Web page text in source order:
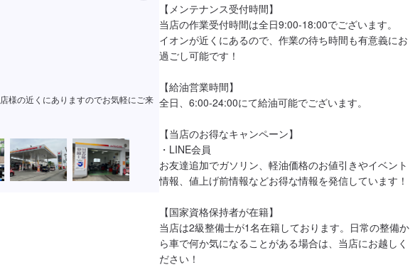
様の近くにありますのでお気軽にご来
【メンテナンス受付時間】
当店の作業受付時間は全日9:00-18:00でございます。
イオンが近くにあるので、作業の待ち時間も有意義にお
過ごし可能です！
【給油営業時間】
全日、6:00-24:00にて給油可能でございます。
【当店のお得なキャンペーン】
・LINE会員
お友達追加でガソリン、軽油価格のお値引きやイベント
情報、値上げ前情報などお得な情報を発信しています！
【国家資格保持者が在籍】
当店は2級整備士が1名在籍しております。日常の整備か
ら車で何か気になることがある場合は、当店にお越しく
ださい！